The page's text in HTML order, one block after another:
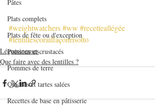
Pâtes
Plats complets
Plats de fête ou d'exception
Poissons et crustacés
Pommes de terre
Quiches et tartes salées
Recettes de base en pâtisserie
#weightwatchers#ww #recetteallégée
#lentillescorailfaçonrisotto
Légumineuses
Que faire avec des lentilles ?